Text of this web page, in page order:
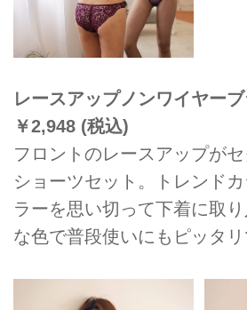
レースアップノンワイヤー
￥2,948 (税込)
フロントのレースアップが
ショーツセット。トレンド
ラーを思い切って下着に取
な色で普段使いにもピッタリ